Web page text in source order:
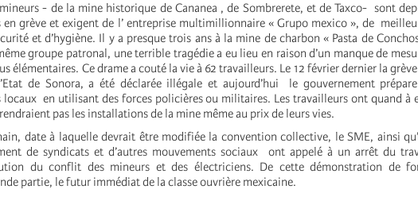
- de la mine historique de Cananea , de Sombrerete, et de Taxco- sont
en grève et exigent de l’ entreprise multimillionnaire « Grupo mexico », de
et d’hygiène. Il y a presque trois ans à la mine de charbon « Pasta de
groupe patronal, une terrible tragédie a eu lieu en raison d’un manque de
élémentaires. Ce drame a couté la vie à 62 travailleurs. Le 12 février dernier la
de Sonora, a été déclarée illégale et aujourd’hui le gouvernement
locaux en utilisant des forces policières ou militaires. Les travailleurs ont quand à
pas les installations de la mine même au prix de leurs vies.
date à laquelle devrait être modifiée la convention collective, le SME, ainsi
de syndicats et d’autres mouvements sociaux ont appelé à un arrêt du
du conflit des mineurs et des électriciens. De cette démonstration de
partie, le futur immédiat de la classe ouvrière mexicaine.